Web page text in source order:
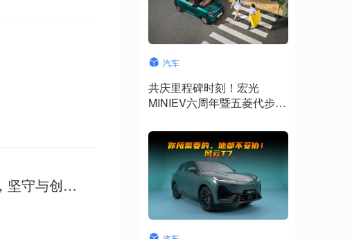
坚守与创
汽车
共庆里程碑时刻！宏光
MINIEV六周年暨五菱代步车
陆成都